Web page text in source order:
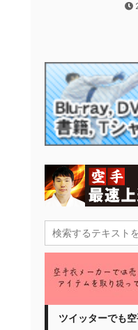
ツイッターでも